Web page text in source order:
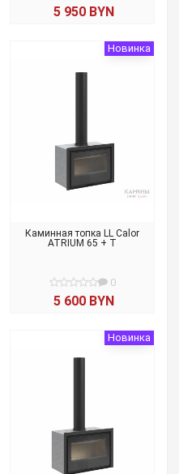
5 950 BYN
Новинка
Каминная топка LL Calor
ATRIUM 65 + T
0
5 600 BYN
Новинка